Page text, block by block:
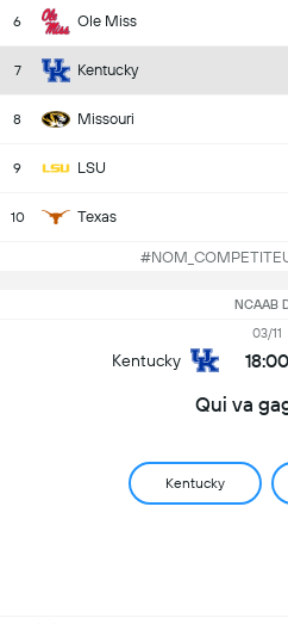
6 Ole Miss
7 Kentucky
8 Missouri
9 LSU
10 Texas
NCAAB
Kentucky
03/11
18:00
Qui va
Kentucky